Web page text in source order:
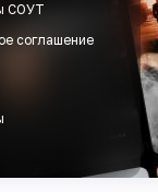
СОУТ
соглашение